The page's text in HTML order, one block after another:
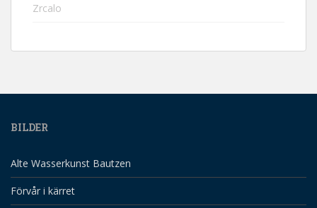
Zrcalo
BILDER
Alte Wasserkunst Bautzen
Förvår i kärret